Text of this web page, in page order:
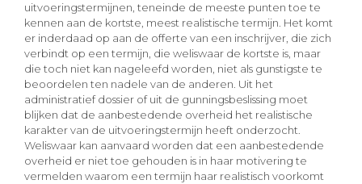
uitvoeringstermijnen, teneinde de meeste punten toe te
kennen aan de kortste, meest realistische termijn. Het komt
er inderdaad op aan de offerte van een inschrijver, die zich
verbindt op een termijn, die weliswaar de kortste is, maar
die toch niet kan nageleefd worden, niet als gunstigste te
beoordelen ten nadele van de anderen. Uit het
administratief dossier of uit de gunningsbeslissing moet
blijken dat de aanbestedende overheid het realistische
karakter van de uitvoeringstermijn heeft onderzocht.
Weliswaar kan aanvaard worden dat een aanbestedende
overheid er niet toe gehouden is in haar motivering te
vermelden waarom een termijn haar realistisch voorkomt